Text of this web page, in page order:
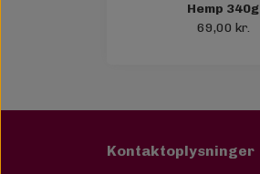
Hemp 340g
69,00 kr.
Kontaktoplysninger